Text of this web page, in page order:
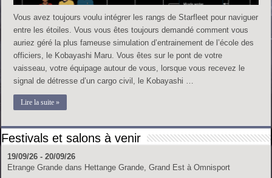
Vous avez toujours voulu intégrer les rangs de Starfleet pour naviguer
entre les étoiles. Vous vous êtes toujours demandé comment vous
auriez géré la plus fameuse simulation d’entrainement de l’école des
officiers, le Kobayashi Maru. Vous êtes sur le pont de votre
vaisseau, votre équipage autour de vous, lorsque vous recevez le
signal de détresse d’un cargo civil, le Kobayashi …
Lire la suite »
Festivals et salons à venir
19/09/26 - 20/09/26
Etrange Grande dans Hettange Grande, Grand Est à Omnisport